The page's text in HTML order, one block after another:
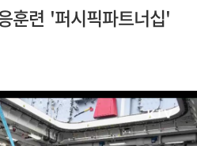
훈련 '퍼시픽파트너십'